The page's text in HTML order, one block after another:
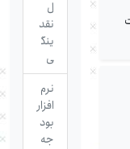
نقد
ینگ
ی
نرم
افزار
بود
جه